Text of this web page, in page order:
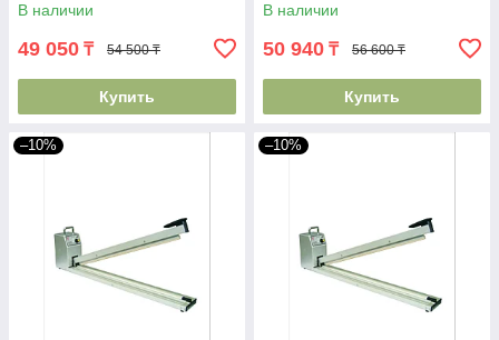
В наличии
49 050 ₸ 54 500 ₸
Купить
В наличии
50 940 ₸ 56 600 ₸
Купить
–10% –10%